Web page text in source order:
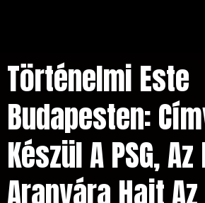
Történelmi Este
Budapesten:
Készül A PSG,
Aranyára Hajt